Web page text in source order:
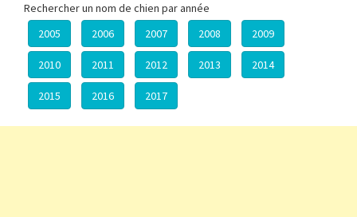
Rechercher un nom de chien par année
2005
2006 2007 2008 2009
2010 2011 2012 2013 2014
2015 2016 2017